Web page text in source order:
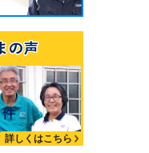
件
詳しくはこちら